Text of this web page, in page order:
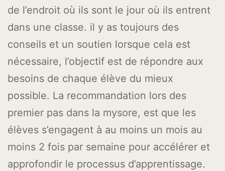
de l’endroit où ils sont le jour où ils entrent
dans une classe. il y as toujours des
conseils et un soutien lorsque cela est
nécessaire, l’objectif est de répondre aux
besoins de chaque élève du mieux
possible. La recommandation lors des
premier pas dans la mysore, est que les
élèves s’engagent à au moins un mois au
moins 2 fois par semaine pour accélérer et
approfondir le processus d’apprentissage.